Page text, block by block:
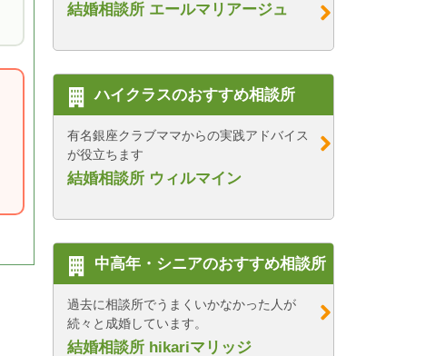
結婚相談所 エールマリアージュ
ハイクラスのおすすめ相談所
有名銀座クラブママからの実践アドバイス
が役立ちます
結婚相談所 ウィルマイン
中高年・シニアのおすすめ相談所
過去に相談所でうまくいかなかった人が
続々と成婚しています。
結婚相談所 hikariマリッジ